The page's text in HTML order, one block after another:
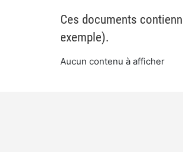
Ces documents
exemple).
Aucun contenu à afficher